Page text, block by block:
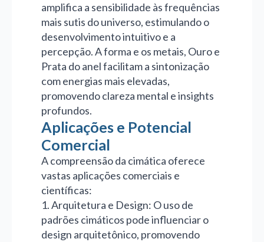
amplifica a sensibilidade às frequências
mais sutis do universo, estimulando o
desenvolvimento intuitivo e a
percepção. A forma e os metais, Ouro e
Prata do anel facilitam a sintonização
com energias mais elevadas,
promovendo clareza mental e insights
profundos.
Aplicações e Potencial
Comercial
A compreensão da cimática oferece
vastas aplicações comerciais e
científicas:
1. Arquitetura e Design: O uso de
padrões cimáticos pode influenciar o
design arquitetônico, promovendo